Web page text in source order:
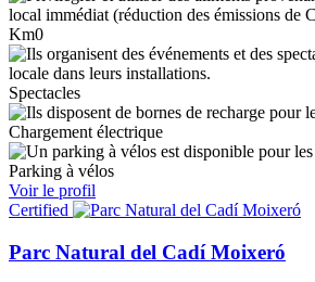
Km0
Spectacles
Chargement électrique
Parking à vélos
Voir le profil
Certified
Parc Natural del Cadí Moixeró